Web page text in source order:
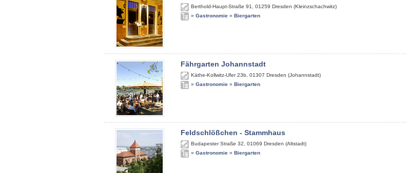
Berthold-Haupt-Straße 91 01259 Dresden (Kleinzschachwitz)
» Gastronomie » Biergarten
Fährgarten Johannstadt
Käthe-Kollwitz-Ufer 23b 01307 Dresden (Johannstadt)
» Gastronomie » Biergarten
Feldschlößchen - Stammhaus
Budapester Straße 32 01069 Dresden (Altstadt)
» Gastronomie » Biergarten